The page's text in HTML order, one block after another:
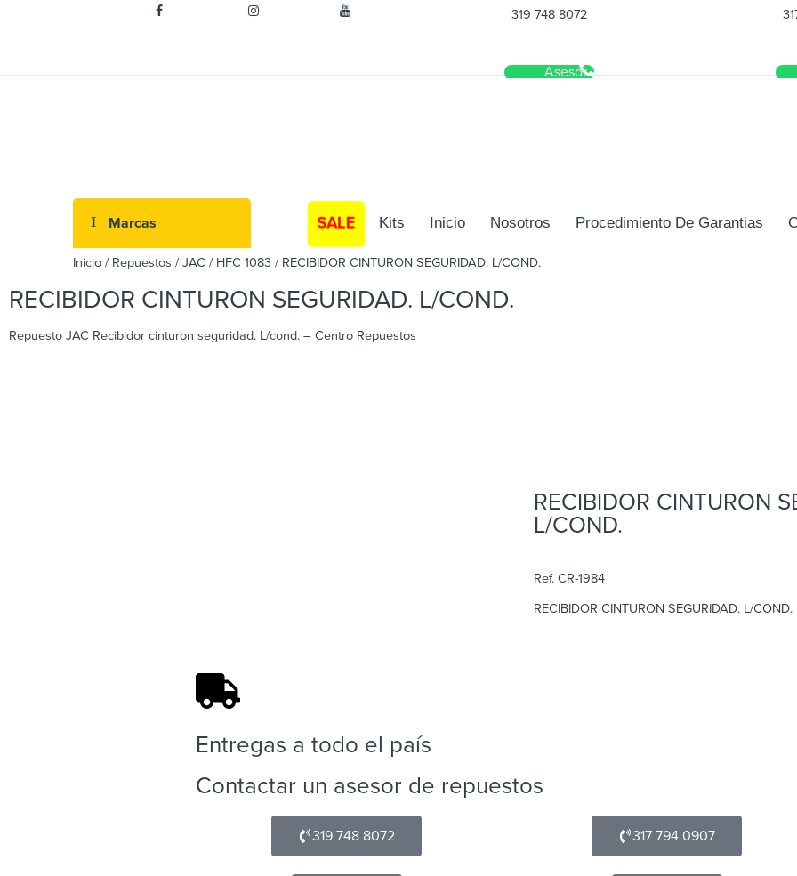
319 748 8072
Asesor
Marcas SALE Kits Inicio Nosotros Procedimiento De Garantias
Inicio / Repuestos /JAC / HFC 1083 / RECIBIDOR CINTURON SEGURIDAD. L/COND.
RECIBIDOR CINTURON SEGURIDAD. L/COND.
Repuesto JAC Recibidor cinturon seguridad. L/cond. – Centro Repuestos
RECIBIDOR CINTURON
L/COND.
Ref. CR-1984
RECIBIDOR CINTURON SEGURIDAD. L/COND.
Entregas a todo el país
Contactar un asesor de repuestos
319 748 8072 317 794 0907